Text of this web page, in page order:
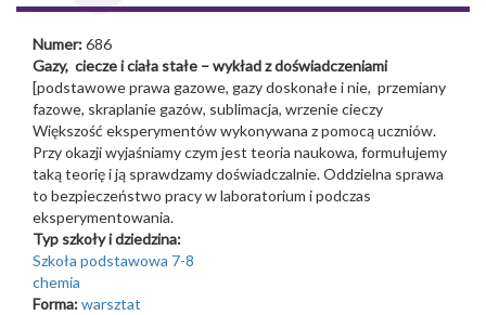
Numer:686
Gazy, ciecze i ciała stałe – wykład z doświadczeniami
[podstawowe prawa gazowe, gazy doskonałe i nie, przemiany
fazowe, skraplanie gazów, sublimacja, wrzenie cieczy
Większość eksperymentów wykonywana z pomocą uczniów.
Przy okazji wyjaśniamy czym jest teoria naukowa, formułujemy
taką teorię i ją sprawdzamy doświadczalnie. Oddzielna sprawa
to bezpieczeństwo pracy w laboratorium i podczas
eksperymentowania.
Typ szkoły i dziedzina:
Szkoła podstawowa 7-8
chemia
Forma:warsztat